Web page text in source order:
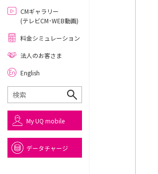
CMギャラリー
(テレビCM･WEB動画)
料金シミュレーション
法人のお客さま
English
My UQ mobile
データチャージ